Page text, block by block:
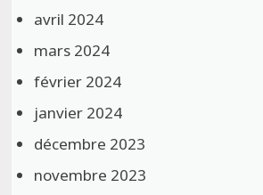
avril 2024
mars 2024
février 2024
janvier 2024
décembre 2023
novembre 2023